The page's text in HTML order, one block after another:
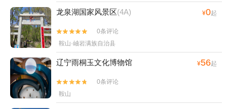
龙泉湖国家风景区(4A) ¥0起


0条评论
鞍山·岫岩满族自治县
辽宁雨桐玉文化博物馆 ¥56起


0条评论
鞍山